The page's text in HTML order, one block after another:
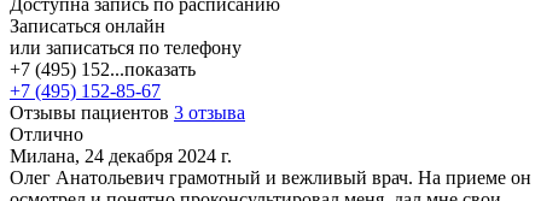
Записаться онлайн
или записаться по телефону
+7 (495) 152...показать
+7 (495) 152-85-67
Отзывы пациентов 3 отзыва
Отлично
Милана, 24 декабря 2024 г.
Олег Анатольевич грамотный и вежливый врач. На приеме он